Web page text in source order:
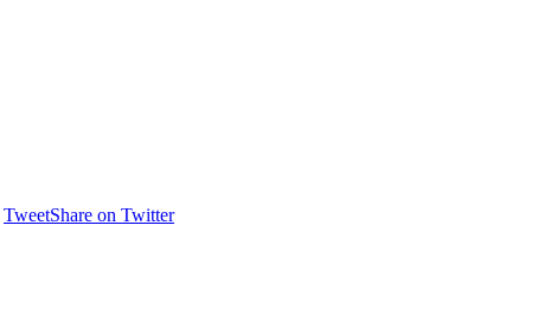
TweetShare on Twitter